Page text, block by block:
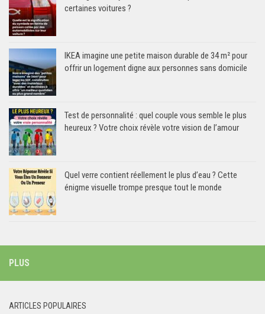
certaines voitures ?
IKEA imagine une petite maison durable de 34 m² pour
offrir un logement digne aux personnes sans domicile
Test de personnalité : quel couple vous semble le plus
heureux ? Votre choix révèle votre vision de l’amour
Quel verre contient réellement le plus d’eau ? Cette
énigme visuelle trompe presque tout le monde
PLUS
ARTICLES POPULAIRES